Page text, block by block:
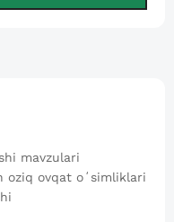
mavzulari
oziq ovqat oʻsimliklari